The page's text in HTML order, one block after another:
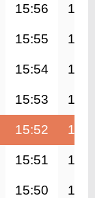
15:56
15:55
15:54
15:53
15:52
15:51
15:50